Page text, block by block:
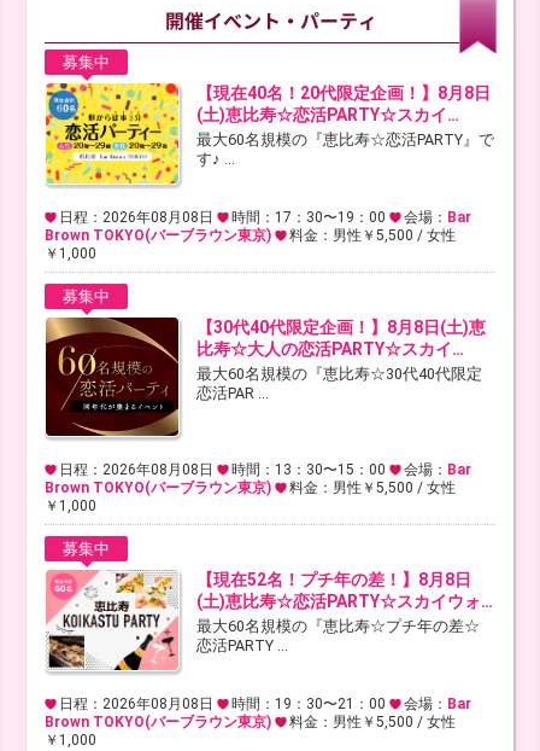
募集中
【現在40名！20代限定企画！】8月8日
(土)恵比寿☆恋活PARTY☆スカイ…
最大60名規模の『恵比寿☆恋活PARTY』で
す♪ ...
日程：2026年08月08日 時間：17：30〜19：00 会場： Bar
Brown TOKYO(バーブラウン東京)
料金：男性￥5,500 / 女性
￥1,000
募集中
【30代40代限定企画！】8月8日(土)恵
比寿☆大人の恋活PARTY☆スカイ…
最大60名規模の『恵比寿☆30代40代限定
恋活PAR ...
日程：2026年08月08日 時間：13：30〜15：00 会場： Bar
Brown TOKYO(バーブラウン東京)
料金：男性￥5,500 / 女性
￥1,000
募集中
【現在52名！プチ年の差！】8月8日
(土)恵比寿☆恋活PARTY☆スカイウォ…
最大60名規模の『恵比寿☆プチ年の差☆
恋活PARTY ...
日程：2026年08月08日 時間：19：30〜21：00 会場： Bar
Brown TOKYO(バーブラウン東京)
料金：男性￥5,500 / 女性
￥1,000